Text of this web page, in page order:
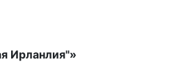
Ирланлия"»